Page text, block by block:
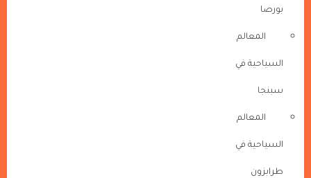
بورصا
المعالم
السياحية في
سبنجا
المعالم
السياحية في
طرابزون